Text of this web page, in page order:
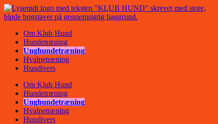
Videre
til
Om Klub Hund
Hundetræning
Unghundetræning
Hvalpetræning
Hundivers
Om Klub Hund
Hundetræning
Unghundetræning
Hvalpetræning
Hundivers